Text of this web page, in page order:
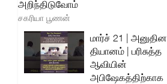
அறிந்திடுவோம்
சகரியா பூணன்
மார்ச் 21 | அனுதின
தியானம் | பரிசுத்த
ஆவியின்
அபிஷேகத்திற்காக